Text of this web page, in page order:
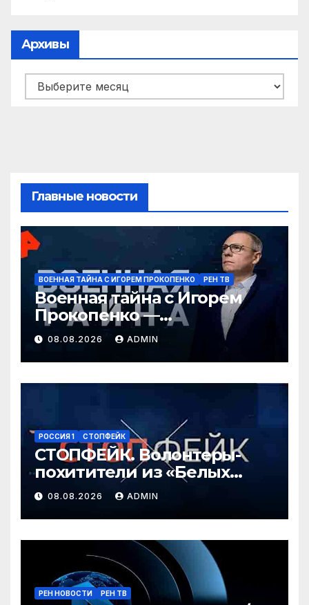
Архивы
Архивы
Главные новости
ВОЕННАЯ ТАЙНА С ИГОРЕМ ПРОКОПЕНКО РЕН ТВ
Военная тайна с Игорем
Прокопенко —
Перестановки в
Минобороны России
(08.08.2026)
08.08.2026 ADMIN
РОССИЯ 1 СТОПФЕЙК
СТОПФЕЙК. Волонтеры-
похитители из «Белых
ангелов» силой заставляют
мирных жителей покидать
свои дома
08.08.2026 ADMIN
РЕН НОВОСТИ РЕН ТВ